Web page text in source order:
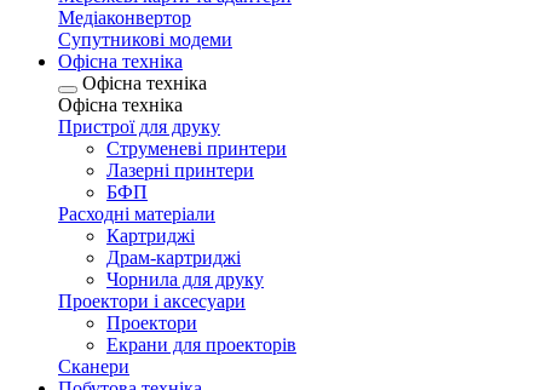
Медіаконвертор
Супутникові модеми
Офісна техніка
Офісна техніка
Офісна техніка
Пристрої для друку
Струменеві принтери
Лазерні принтери
БФП
Расходні матеріали
Картриджі
Драм-картриджі
Чорнила для друку
Проектори і аксесуари
Проектори
Екрани для проекторів
Сканери